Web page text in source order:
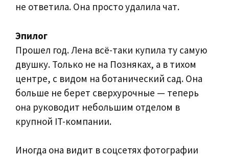
не ответила. Она просто удалила чат.
Эпилог
Прошел год. Лена всё-таки купила ту самую
двушку. Только не на Позняках, а в тихом
центре, с видом на ботанический сад. Она
больше не берет сверхурочные — теперь
она руководит небольшим отделом в
крупной IT-компании.
Иногда она видит в соцсетях фотографии